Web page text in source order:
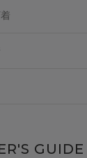
GUIDE